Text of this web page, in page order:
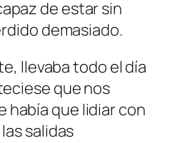
de estar sin
demasiado.
llevaba todo el día
que nos
había que lidiar con
salidas